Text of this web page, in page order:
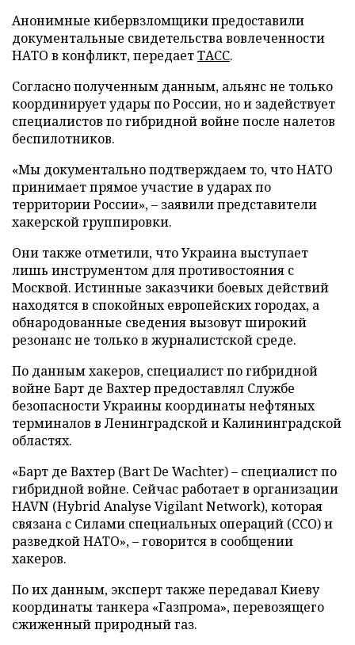
Анонимные кибервзломщики предоставили
документальные свидетельства вовлеченности
НАТО в конфликт, передаетТАСС.
Согласно полученным данным, альянс не только
координирует удары по России, но и задействует
специалистов по гибридной войне после налетов
беспилотников.
«Мы документально подтверждаем то, что НАТО
принимает прямое участие в ударах по
территории России», – заявили представители
хакерской группировки.
Они также отметили, что Украина выступает
лишь инструментом для противостояния с
Москвой. Истинные заказчики боевых действий
находятся в спокойных европейских городах, а
обнародованные сведения вызовут широкий
резонанс не только в журналистской среде.
По данным хакеров, специалист по гибридной
войне Барт де Вахтер предоставлял Службе
безопасности Украины координаты нефтяных
терминалов в Ленинградской и Калининградской
областях.
«Барт де Вахтер (Bart De Wachter) – специалист по
гибридной войне. Сейчас работает в организации
HAVN (Hybrid Analyse Vigilant Network), которая
связана с Силами специальных операций (ССО) и
разведкой НАТО», – говорится в сообщении
хакеров.
По их данным, эксперт также передавал Киеву
координаты танкера «Газпрома», перевозящего
сжиженный природный газ.